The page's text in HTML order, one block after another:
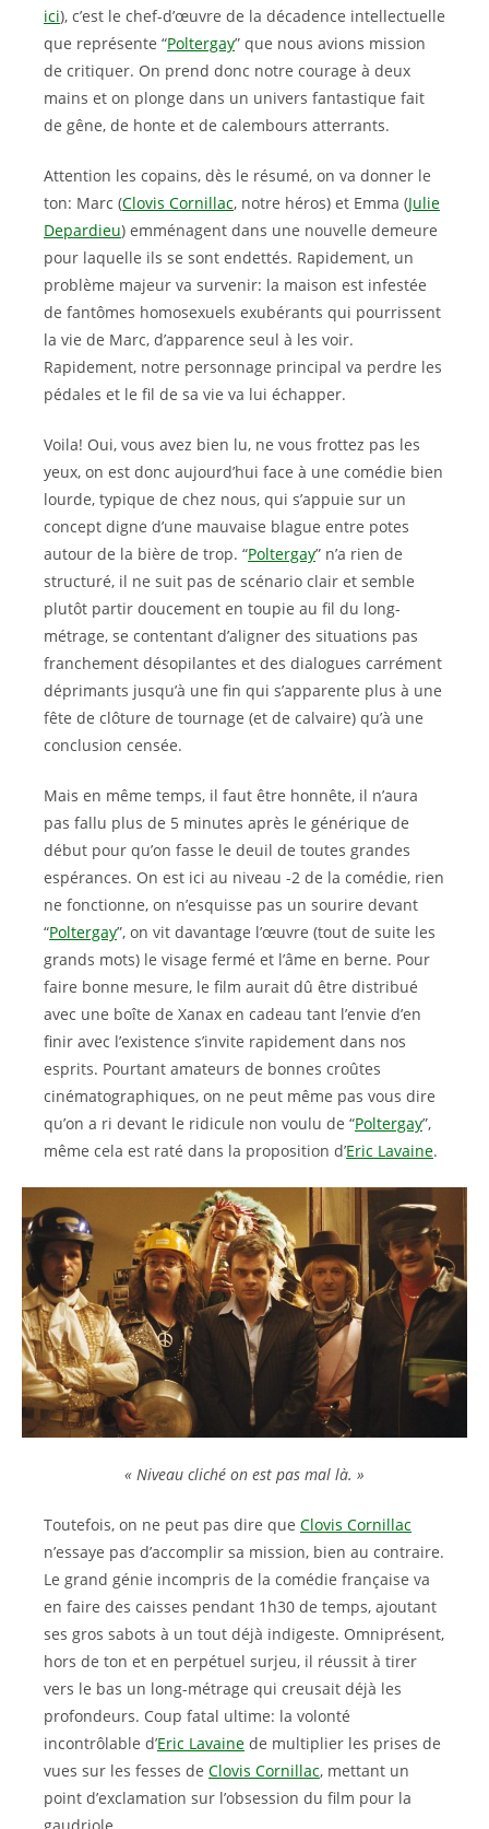
ici), c’est le chef-d’œuvre de la décadence intellectuelle
que représente “Poltergay” que nous avions mission
de critiquer. On prend donc notre courage à deux
mains et on plonge dans un univers fantastique fait
de gêne, de honte et de calembours atterrants.
Attention les copains, dès le résumé, on va donner le
ton: Marc (Clovis Cornillac, notre héros) et Emma (Julie
Depardieu) emménagent dans une nouvelle demeure
pour laquelle ils se sont endettés. Rapidement, un
problème majeur va survenir: la maison est infestée
de fantômes homosexuels exubérants qui pourrissent
la vie de Marc, d’apparence seul à les voir.
Rapidement, notre personnage principal va perdre les
pédales et le fil de sa vie va lui échapper.
Voila! Oui, vous avez bien lu, ne vous frottez pas les
yeux, on est donc aujourd’hui face à une comédie bien
lourde, typique de chez nous, qui s’appuie sur un
concept digne d’une mauvaise blague entre potes
autour de la bière de trop. “Poltergay” n’a rien de
structuré, il ne suit pas de scénario clair et semble
plutôt partir doucement en toupie au fil du long-
métrage, se contentant d’aligner des situations pas
franchement désopilantes et des dialogues carrément
déprimants jusqu’à une fin qui s’apparente plus à une
fête de clôture de tournage (et de calvaire) qu’à une
conclusion censée.
Mais en même temps, il faut être honnête, il n’aura
pas fallu plus de 5 minutes après le générique de
début pour qu’on fasse le deuil de toutes grandes
espérances. On est ici au niveau -2 de la comédie, rien
ne fonctionne, on n’esquisse pas un sourire devant
“Poltergay”, on vit davantage l’œuvre (tout de suite les
grands mots) le visage fermé et l’âme en berne. Pour
faire bonne mesure, le film aurait dû être distribué
avec une boîte de Xanax en cadeau tant l’envie d’en
finir avec l’existence s’invite rapidement dans nos
esprits. Pourtant amateurs de bonnes croûtes
cinématographiques, on ne peut même pas vous dire
qu’on a ri devant le ridicule non voulu de “Poltergay”,
même cela est raté dans la proposition d’Eric Lavaine.
« Niveau cliché on est pas mal là. »
Toutefois, on ne peut pas dire que Clovis Cornillac
n’essaye pas d’accomplir sa mission, bien au contraire.
Le grand génie incompris de la comédie française va
en faire des caisses pendant 1h30 de temps, ajoutant
ses gros sabots à un tout déjà indigeste. Omniprésent,
hors de ton et en perpétuel surjeu, il réussit à tirer
vers le bas un long-métrage qui creusait déjà les
profondeurs. Coup fatal ultime: la volonté
incontrôlable d’Eric Lavaine de multiplier les prises de
vues sur les fesses de Clovis Cornillac, mettant un
point d’exclamation sur l’obsession du film pour la